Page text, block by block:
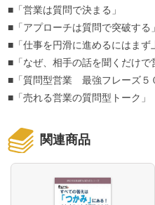
■「営業は質問で決まる」
■「アプローチは質問で突破する」
■「仕事を円滑に進めるにはまず
■「なぜ、相手の話を聞くだけで
■「質問型営業 最強フレーズ５
■「売れる営業の質問型トーク」
関連商品